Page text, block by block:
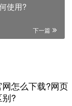
使用?
下一篇
怎么下载?网页
?